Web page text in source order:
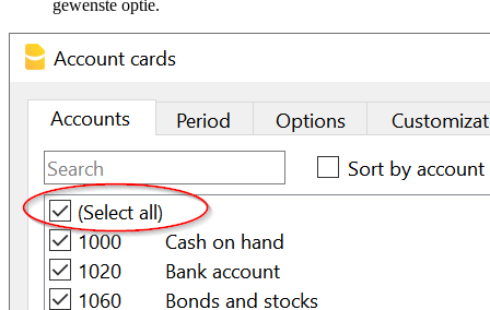
gewenste optie.